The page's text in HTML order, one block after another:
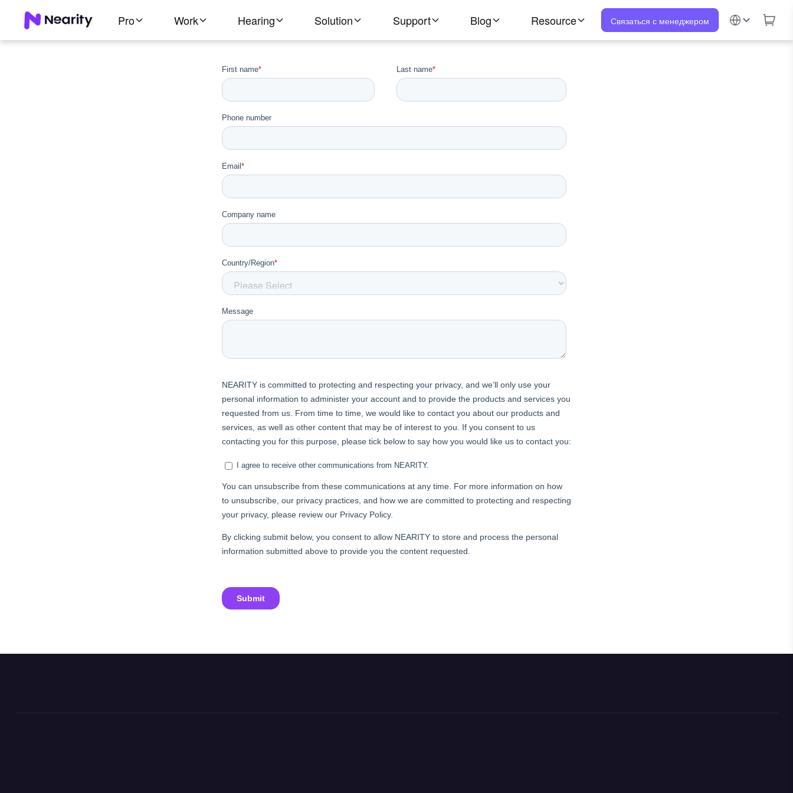
Pro Work Hearing Solution Support Blog Resource Связаться с менеджером